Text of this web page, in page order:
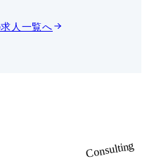
ム開発が中心で
成や研修まで多岐
に最大の
と密接に連携した
業の経営陣、役
との対話や信頼構
人一覧へ
Consulting